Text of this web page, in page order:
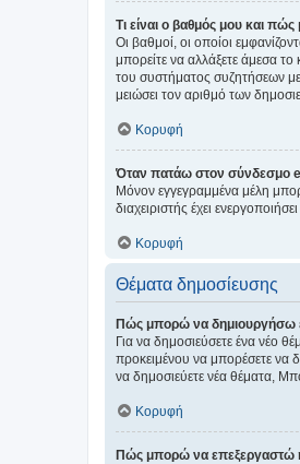
Τι είναι ο βαθμός μου και
Οι βαθμοί, οι οποίοι
μπορείτε να αλλάξετε άμεσα
του συστήματος συζητήσεων
μειώσει τον αριθμό των
Κορυφή
Όταν πατάω στον σύνδεσμο
Μόνον εγγεγραμμένα μέλη
διαχειριστής έχει
Κορυφή
Θέματα δημοσίευσης
Πώς μπορώ να δημιουργήσω
Για να δημοσιεύσετε ένα νέο
προκειμένου να μπορέσετε να
να δημοσιεύετε νέα θέματα,
Κορυφή
Πώς μπορώ να επεξεργαστώ